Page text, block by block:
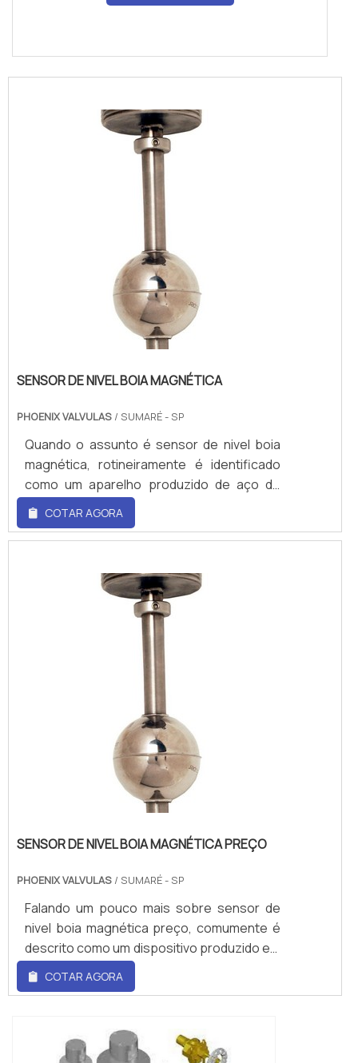
SENSOR DE NIVEL BOIA MAGNÉTICA
PHOENIX VALVULAS / SUMARÉ - SP
Quando o assunto é sensor de nivel boia
magnética, rotineiramente é identificado
como um aparelho produzido de aço do
tipo AISI 304 ou 316, PVC ou polipropileno,
bem como nos modelos laterais, flutuantes
e sob medidaÉ comumente utilizado para
consequentemente, a falta inesperada
deles durante a produção. O acessório
serve para monitorar os índices por meio
do movimento de uma bóia magnética em ...
COTAR AGORA
SENSOR DE NIVEL BOIA MAGNÉTICA PREÇO
PHOENIX VALVULAS / SUMARÉ - SP
Falando um pouco mais sobre sensor de
nivel boia magnética preço, comumente é
descrito como um dispositivo produzido em
opções em aço, PVC ou polipropileno (PP),
bem como desenvolvido para variadas
parte superior ou inferior de um
tanque.Uma de suas funções é evitar
COTAR AGORA